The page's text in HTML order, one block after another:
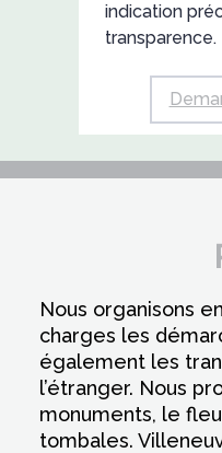
indication
transparence.
Nous organisons
charges les
également les
l’étranger. Nous
monuments, le
tombales.